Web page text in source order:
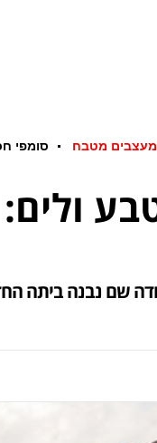
מעצבים מטבח סומפי
ולים:
שם נבנה ביתה